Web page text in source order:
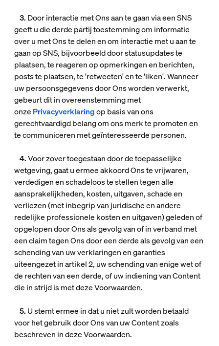
3. Door interactie met Ons aan te gaan via een SNS
geeft u die derde partij toestemming om informatie
over u met Ons te delen en om interactie met u aan te
gaan op SNS, bijvoorbeeld door statusupdates te
plaatsen, te reageren op opmerkingen en berichten,
posts te plaatsen, te 'retweeten' en te 'liken'. Wanneer
uw persoonsgegevens door Ons worden verwerkt,
gebeurt dit in overeenstemming met
onze Privacyverklaringop basis van ons
gerechtvaardigd belang om ons merk te promoten en
te communiceren met geïnteresseerde personen.
4.Voor zover toegestaan door de toepasselijke
wetgeving, gaat u ermee akkoord Ons te vrijwaren,
verdedigen en schadeloos te stellen tegen alle
aansprakelijkheden, kosten, uitgaven, schade en
verliezen (met inbegrip van juridische en andere
redelijke professionele kosten en uitgaven) geleden of
opgelopen door Ons als gevolg van of in verband met
een claim tegen Ons door een derde als gevolg van een
schending van uw verklaringen en garanties
uiteengezet in artikel 2, uw schending van enige wet of
de rechten van een derde, of uw indiening van Content
die in strijd is met deze Voorwaarden.
5. U stemt ermee in dat u niet zult worden betaald
voor het gebruik door Ons van uw Content zoals
beschreven in deze Voorwaarden.